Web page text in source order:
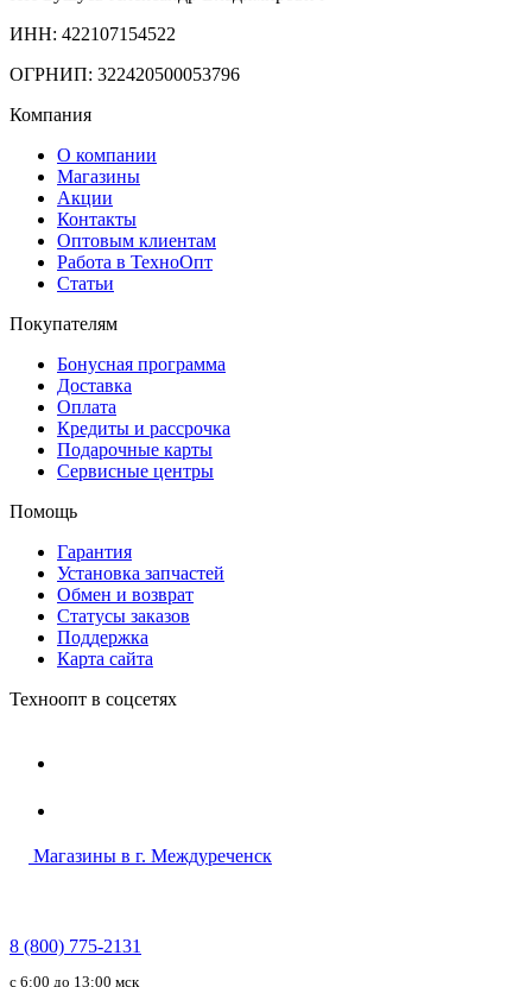
ИНН: 422107154522
ОГРНИП: 322420500053796
Компания
О компании
Магазины
Акции
Контакты
Оптовым клиентам
Работа в ТехноОпт
Статьи
Покупателям
Бонусная программа
Доставка
Оплата
Кредиты и рассрочка
Подарочные карты
Сервисные центры
Помощь
Гарантия
Установка запчастей
Обмен и возврат
Статусы заказов
Поддержка
Карта сайта
Техноопт в соцсетях
Магазины в г. Междуреченск
8 (800) 775-2131
c 6:00 до 13:00 мск